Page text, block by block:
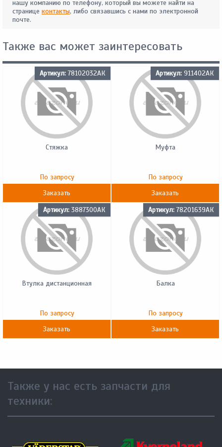
нашу компанию по телефону, который вы можете найти на
странице контакты, либо связавшись с нами по электронной
почте.
Также вас может заинтересовать
Артикул:78102032АК
Стяжка
По запросу
Заказать
Артикул: 911402АК
Муфта
По запросу
Заказать
Артикул: 3887300АК
Втулка дистанционная
По запросу
Заказать
Артикул:78201639АК
Балка
По запросу
Заказать
Также у нас есть запчасти для
техники: